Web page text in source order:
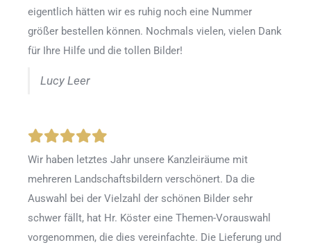
eigentlich hätten wir es ruhig noch eine Nummer
größer bestellen können. Nochmals vielen, vielen Dank
für Ihre Hilfe und die tollen Bilder!
Lucy Leer
Wir haben letztes Jahr unsere Kanzleiräume mit
mehreren Landschaftsbildern verschönert. Da die
Auswahl bei der Vielzahl der schönen Bilder sehr
schwer fällt, hat Hr. Köster eine Themen-Vorauswahl
vorgenommen, die dies vereinfachte. Die Lieferung und